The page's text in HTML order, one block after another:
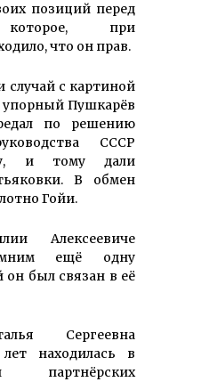
позиций перед
которое, при
что он прав.
случай с картиной
Пушкарёв
по решению
СССР
и тому дали
В обмен
Гойи.
Алексеевиче
ещё одну
он был связан в её
Сергеевна
находилась в
партнёрских